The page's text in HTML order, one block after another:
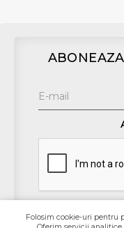
Folosim cookie-uri pentru